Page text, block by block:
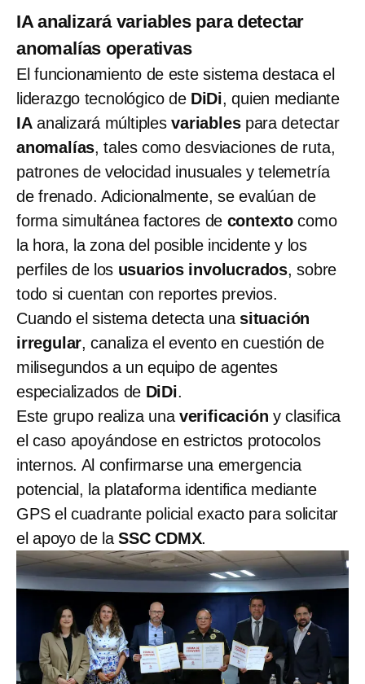
IA analizará variables para detectar
anomalías operativas
El funcionamiento de este sistema destaca el
liderazgo tecnológico de DiDi, quien mediante
IAanalizará múltiplesvariablespara detectar
anomalías, tales como desviaciones de ruta,
patrones de velocidad inusuales y telemetría
de frenado. Adicionalmente, se evalúan de
forma simultánea factores de contexto como
la hora, la zona del posible incidente y los
perfiles de los usuarios involucrados, sobre
todo si cuentan con reportes previos.
Cuando el sistema detecta una situación
irregular, canaliza el evento en cuestión de
milisegundos a un equipo de agentes
especializados de DiDi.
Este grupo realiza una verificación y clasifica
el caso apoyándose en estrictos protocolos
internos. Al confirmarse una emergencia
potencial, la plataforma identifica mediante
GPS el cuadrante policial exacto para solicitar
el apoyo de laSSC CDMX.